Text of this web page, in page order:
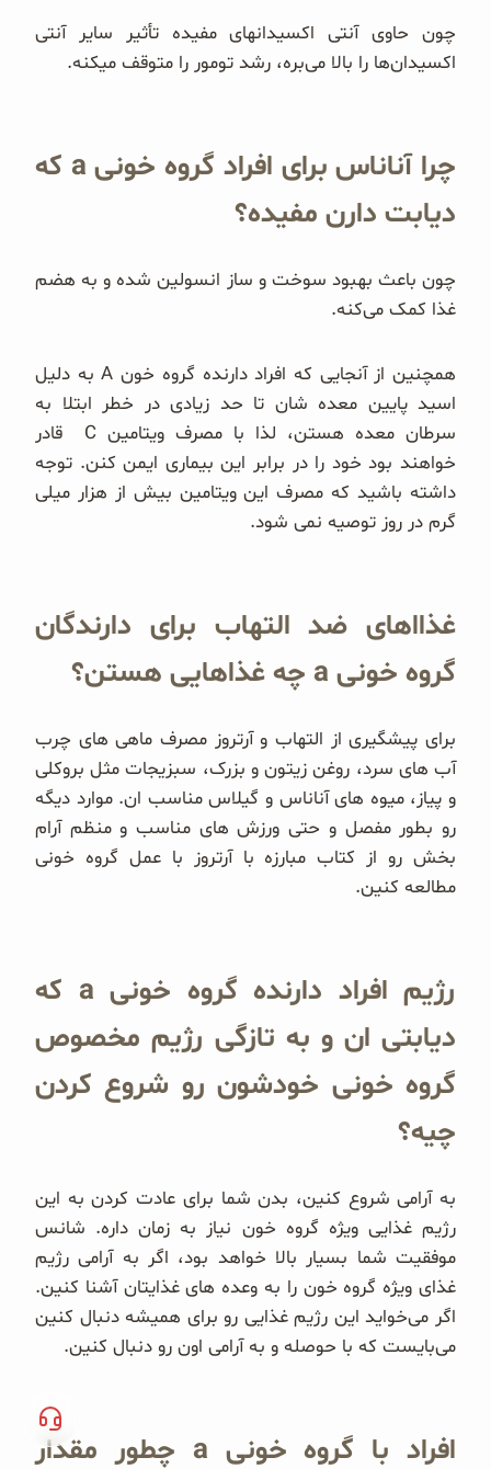
چون حاوی آنتی اکسیدانهای مفیده تأثیر سایر آنتی
اکسیدان‌ها را بالا می‌بره، رشد تومور را متوقف میکنه.
چرا آناناس برای افراد گروه خونی a که
دیابت دارن مفیده؟
چون باعث بهبود سوخت و ساز انسولین شده و به هضم
غذا کمک می‌کنه.
همچنین از آنجایی که افراد دارنده گروه خون A به دلیل
اسید پایین معده شان تا حد زیادی در خطر ابتلا به
سرطان معده هستن، لذا با مصرف ویتامین C قادر
خواهند بود خود را در برابر این بیماری ایمن کنن. توجه
داشته باشید که مصرف این ویتامین بیش از هزار میلی
گرم در روز توصیه نمی شود.
غذااهای ضد التهاب برای دارندگان
گروه خونی a چه غذاهایی هستن؟
برای پیشگیری از التهاب و آرتروز مصرف ماهی های چرب
آب های سرد، روغن زیتون و بزرک، سبزیجات مثل بروکلی
و پیاز، میوه های آناناس و گیلاس مناسب ان. موارد دیگه
رو بطور مفصل و حتی ورزش های مناسب و منظم آرام
بخش رو از کتاب مبارزه با آرتروز با عمل گروه خونی
مطالعه کنین.
رژیم افراد دارنده گروه خونی a که
دیابتی ان و به تازگی رژیم مخصوص
گروه خونی خودشون رو شروع کردن
چیه؟
به آرامی شروع كنين، بدن شما برای عادت كردن به اين
رژيم غذایی ويژه گروه خون نياز به زمان داره. شانس
موفقيت شما بسيار بالا خواهد بود، اگر به آرامی رژيم
غذای ويژه گروه خون را به وعده های غذايتان آشنا كنين.
اگر می‌خواید اين رژيم غذایی رو برای هميشه دنبال كنين
می‌بايست كه با حوصله و به آرامی اون رو دنبال کنین.
افراد با گروه خونی a چطور مقدار